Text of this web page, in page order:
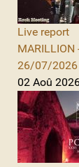
Live report
26/07/2026
02 Aoû